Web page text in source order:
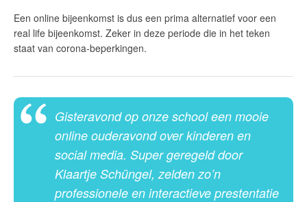
Een online bijeenkomst is dus een prima alternatief voor een
real life bijeenkomst. Zeker in deze periode die in het teken
staat van corona-beperkingen.
Gisteravond op onze school een mooie
online ouderavond over kinderen en
social media. Super geregeld door
Klaartje Schüngel, zelden zo’n
professionele en interactieve prestentatie